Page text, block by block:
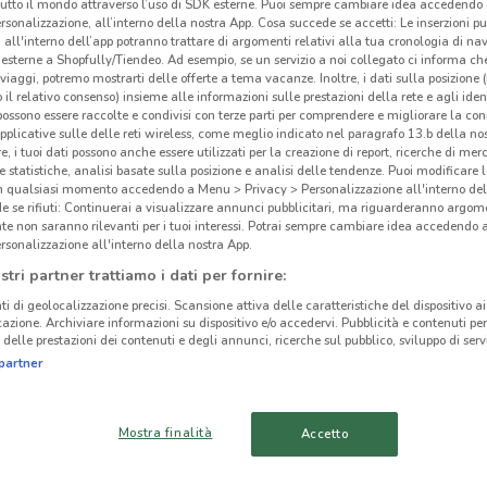
volantini nella tua zona. Riprova più tardi.
PONTECAGNANO
FAIANO
SALERNO
il mondo attraverso l’uso di SDK esterne. Puoi sempre cambiare idea accedendo
all’interno della nostra App. Cosa succede se accetti: Le inserzioni
all'interno dell’app potranno trattare di argomenti relativi alla tua cronologia di
a Shopfully/Tiendeo. Ad esempio, se un servizio a noi collegato ci informa
potremo mostrarti delle offerte a tema vacanze. Inoltre, i dati sulla posizione
il relativo consenso) insieme alle informazioni sulle prestazioni della rete e agli
essere raccolte e condivisi con terze parti per comprendere e migliorare la
sulle delle reti wireless, come meglio indicato nel paragrafo 13.b della
i tuoi dati possono anche essere utilizzati per la creazione di report, ricerche di
statistiche, analisi basate sulla posizione e analisi delle tendenze. Puoi modificare
qualsiasi momento accedendo a Menu > Privacy > Personalizzazione all'interno
se rifiuti: Continuerai a visualizzare annunci pubblicitari, ma riguarderanno
non saranno rilevanti per i tuoi interessi. Potrai sempre cambiare idea accedendo
all'interno della nostra App.
partner trattiamo i dati per fornire:
di geolocalizzazione precisi. Scansione attiva delle caratteristiche del dispositivo
Archiviare informazioni su dispositivo e/o accedervi. Pubblicità e contenuti
prestazioni dei contenuti e degli annunci, ricerche sul pubblico, sviluppo di
Mostra finalità Accetto